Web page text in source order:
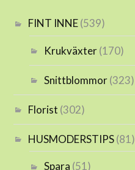
FINT INNE(539)
Krukväxter(170)
Snittblommor(323)
Florist (302)
HUSMODERSTIPS(81)
Spara (51)